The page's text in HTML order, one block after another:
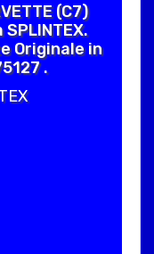
(C7)
Originale in
.